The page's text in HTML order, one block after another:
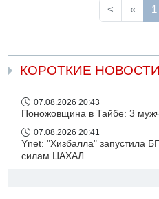
китайского языка на
Победителем стал роман
< « 1
КОРОТКИЕ НОВОСТИ
07.08.2026 20:43
Поножовщина в Тайбе: 3
07.08.2026 20:41
Ynet: "Хизбалла" запустила
силам ЦАХАЛ
ДТП в Ашдоде: тяжело